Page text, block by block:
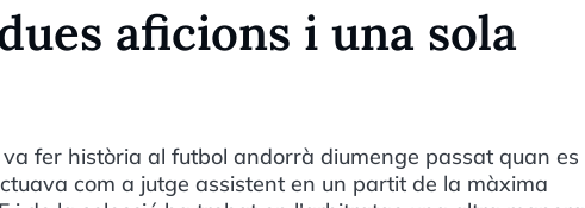
aficions i una sola
fer història al futbol andorrà diumenge passat quan es
com a jutge assistent en un partit de la màxima